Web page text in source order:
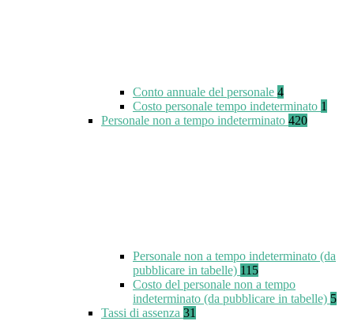
Conto annuale del personale 4
Costo personale tempo indeterminato 1
Personale non a tempo indeterminato 420
Personale non a tempo indeterminato (da
pubblicare in tabelle) 115
Costo del personale non a tempo
indeterminato (da pubblicare in tabelle) 5
Tassi di assenza 31